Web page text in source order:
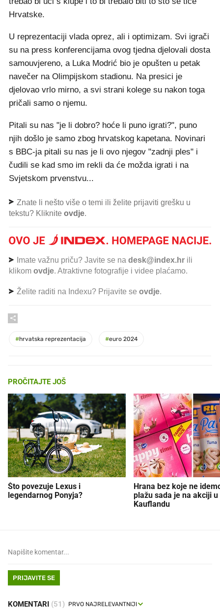
Hrvatske.
U reprezentaciji vlada oprez, ali i optimizam. Svi igrači
su na press konferencijama ovog tjedna djelovali dosta
samouvjereno, a Luka Modrić bio je opušten u petak
navečer na Olimpijskom stadionu. Na presici je
djelovao vrlo mirno, a svi strani kolege su nakon toga
pričali samo o njemu.
Pitali su nas "je li dobro? hoće li puno igrati?", puno
njih došlo je samo zbog hrvatskog kapetana. Novinari
s BBC-ja pitali su nas je li ovo njegov "zadnji ples" i
čudili se kad smo im rekli da će možda igrati i na
Svjetskom prvenstvu...
Znate li nešto više o temi ili želite prijaviti grešku u
tekstu? Kliknite ovdje.
Imate važnu priču? Javite se na desk@index.hr ili
klikom ovdje. Atraktivne fotografije i videe plaćamo.
Želite raditi na Indexu? Prijavite se ovdje.
#hrvatska reprezentacija #euro 2024
PROČITAJTE JOŠ
Što povezuje Lexus i
legendarnog Ponyja?
Hrana bez koje ne
plažu sada je na akciji u
Kauflandu
PRIJAVITE SE
KOMENTARI (51)